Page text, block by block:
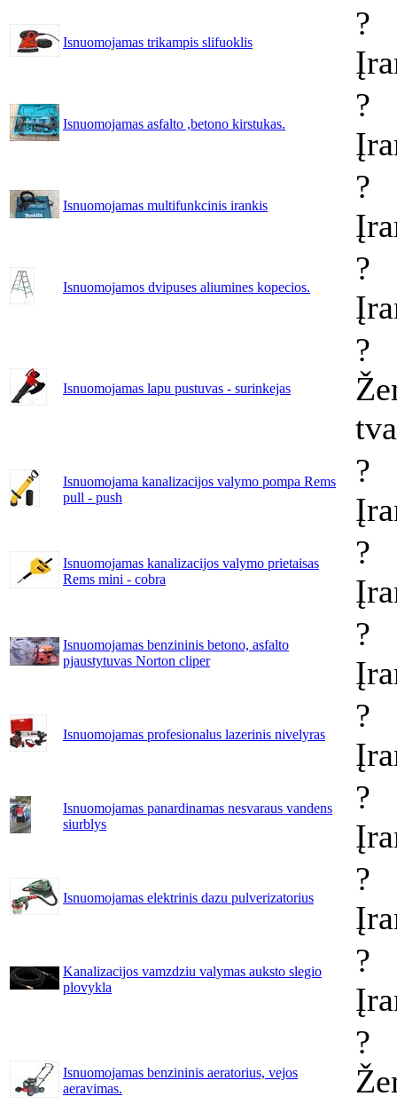
Isnuomojamas trikampis slifuoklis
?
Isnuomojamas asfalto ,betono kirstukas.
?
Isnuomojamas multifunkcinis irankis
?
Isnuomojamos dvipuses aliumines kopecios.
?
Isnuomojamas lapu pustuvas - surinkejas
?
Isnuomojama kanalizacijos valymo pompa Rems
pull - push
?
Isnuomojamas kanalizacijos valymo prietaisas
Rems mini - cobra
?
Isnuomojamas benzininis betono, asfalto
pjaustytuvas Norton cliper
?
Isnuomojamas profesionalus lazerinis nivelyras
?
Isnuomojamas panardinamas nesvaraus vandens
siurblys
?
Isnuomojamas elektrinis dazu pulverizatorius
?
Kanalizacijos vamzdziu valymas auksto slegio
plovykla
?
Isnuomojamas benzininis aeratorius, vejos
aeravimas.
?